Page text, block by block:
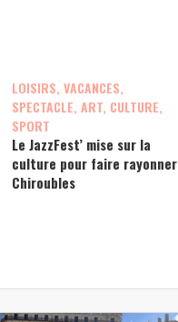
LOISIRS, VACANCES,
SPECTACLE, ART, CULTURE,
SPORT
Le JazzFest’ mise sur la
culture pour faire rayonner
Chiroubles